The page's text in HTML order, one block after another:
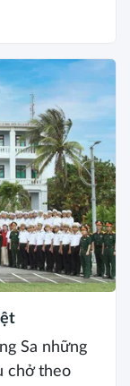
Sa những
chở theo